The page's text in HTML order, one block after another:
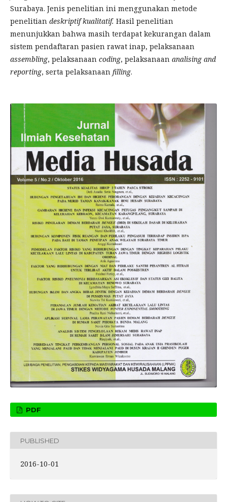
Surabaya. Jenis penelitian ini menggunakan metode
penelitian deskriptif kualitatif. Hasil penelitian
menunjukkan bahwa masih terdapat kekurangan dalam
sistem pendaftaran pasien rawat inap, pelaksanaan
assembling, pelaksanaan coding, pelaksanaan analising and
reporting, serta pelaksanaan filling.
PDF
PUBLISHED
2016-10-01